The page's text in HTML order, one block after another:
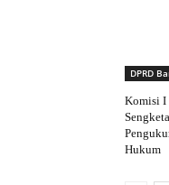
DPRD
Komisi I
Hukum